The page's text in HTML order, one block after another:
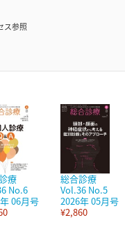
ス参照
療
No.6
06月号
総合診療
Vol.36 No.5
2026年 05月号
¥2,860